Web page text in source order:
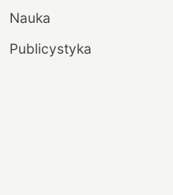
Nauka
Publicystyka